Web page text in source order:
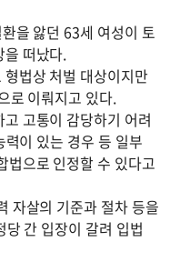
을 앓던 63세 여성이 토
떠났다.
법상 처벌 대상이지만
로 이뤄지고 있다.
고통이 감당하기 어려
이 있는 경우 등 일부
법으로 인정할 수 있다고
자살의 기준과 절차 등을
간 입장이 갈려 입법